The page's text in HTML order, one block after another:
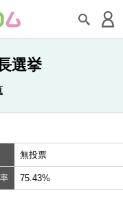
選挙
無投票
75.43%